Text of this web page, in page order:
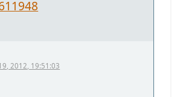
2012, 19:51:03